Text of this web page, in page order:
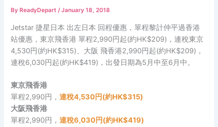
By ReadyDepart/January 18, 2018
Jetstar 捷星日本 出左日本 回程優惠，單程黎計仲平過香港
站優惠，東京飛香港 單程2,990円起(約HK$209)，連稅東京
4,530円(約HK$315)、大阪 飛香港2,990円起(約HK$209)，
連稅6,030円起(約HK$419)，出發日期為5月中至6月中。
東京飛香港
單程2,990円，連稅4,530円(約HK$315)
大阪飛香港
單程2,990円，連稅6,030円(約HK$419)